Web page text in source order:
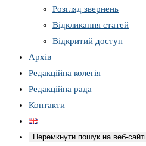
Розгляд звернень
Відкликання статей
Відкритий доступ
Архів
Редакційна колегія
Редакційна рада
Контакти
Перемкнути пошук на веб-сайті